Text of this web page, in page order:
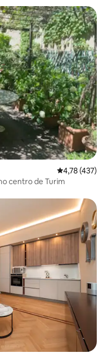
Classificação
4,78 (437)
centro de Turim